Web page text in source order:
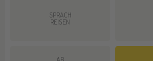
SPRACH
REISEN
AB